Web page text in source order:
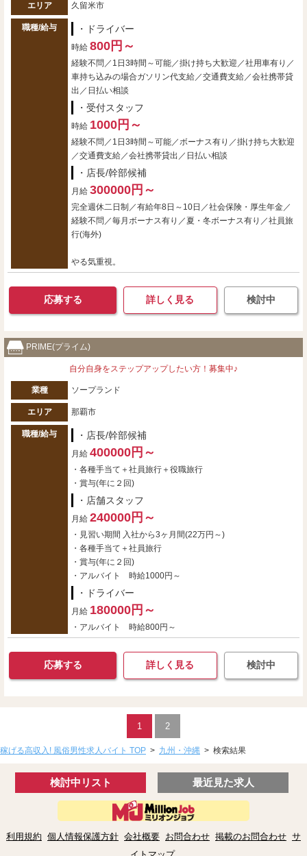
エリア 久留米市
職種/給与 ・ドライバー
時給 800円～
経験不問／1日3時間～可能／掛け持ち大歓迎／社用車有り／
車持ち込みの場合ガソリン代支給／交通費支給／会社携帯貸
出／日払い相談
・受付スタッフ
時給 1000円～
経験不問／1日3時間～可能／ボーナス有り／掛け持ち大歓迎
／交通費支給／会社携帯貸出／日払い相談
・店長/幹部候補
月給 300000円～
完全週休二日制／有給年8日～10日／社会保険・厚生年金／
経験不問／毎月ボーナス有り／夏・冬ボーナス有り／社員旅
行(海外)
やる気重視。
応募する 詳しく見る 検討中
PRIME(プライム)
自分自身をステップアップしたい方！募集中♪
業種 ソープランド
エリア 那覇市
職種/給与 ・店長/幹部候補
月給 400000円～
・各種手当て＋社員旅行＋役職旅行
・賞与(年に２回)
・店舗スタッフ
月給 240000円～
・見習い期間 入社から3ヶ月間(22万円～)
・各種手当て＋社員旅行
・賞与(年に２回)
・アルバイト 時給1000円～
・ドライバー
月給 180000円～
・アルバイト 時給800円～
応募する 詳しく見る 検討中
1 2
稼げる高収入! 風俗男性求人バイト TOP > 九州・沖縄 > 検索結果
検討中リスト 最近見た求人
利用規約 個人情報保護方針 会社概要 お問合わせ 掲載のお問合わせ サ